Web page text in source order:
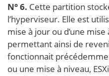
N° 6. Cette partition
l’hyperviseur. Elle est
mise à jour ou d’une mise
permettant ainsi de
fonctionnait
ou une mise à niveau,